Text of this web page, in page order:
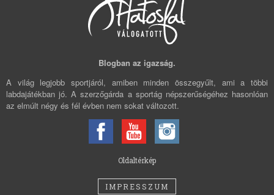
Blogban az igazság.
A világ legjobb sportjáról, amiben minden összegyűlt, ami a többi
labdajátékban jó. A szerzőgárda a sportág népszerűségéhez hasonlóan
az elmúlt négy és fél évben nem sokat változott.
Oldaltérkép
IMPRESSZUM